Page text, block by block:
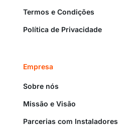
Termos e Condições
Política de Privacidade
Empresa
Sobre nós
Missão e Visão
Parcerias com Instaladores